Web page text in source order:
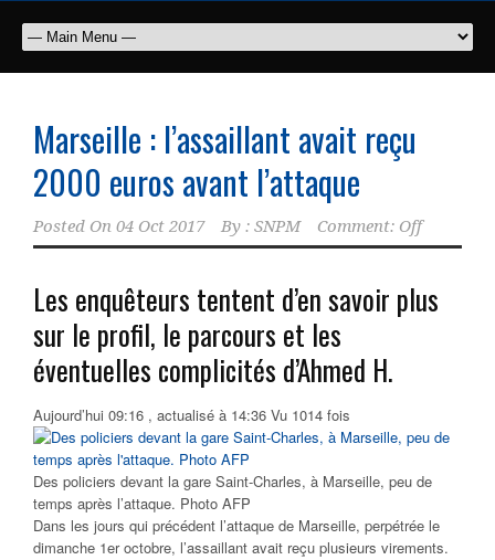
Marseille : l’assaillant avait reçu
2000 euros avant l’attaque
Posted On 04 Oct 2017 By : SNPM Comment: Off
Les enquêteurs tentent d’en savoir plus
sur le profil, le parcours et les
éventuelles complicités d’Ahmed H.
Aujourd’hui 09:16 , actualisé à 14:36 Vu 1014 fois
Des policiers devant la gare Saint-Charles, à Marseille, peu de
temps après l’attaque. Photo AFP
Dans les jours qui précédent l’attaque de Marseille, perpétrée le
dimanche 1er octobre, l’assaillant avait reçu plusieurs virements.